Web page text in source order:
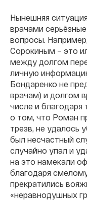
Нынешняя
врачами
вопросы.
Сорокиным – это
между долгом
личную
Бондаренко не
врачам) и долгом
числе и
о том, что Роман
трезв, не удалось
был несчастный
случайно упал и
на это намекали
благодаря
прекратились
«неравнодушных